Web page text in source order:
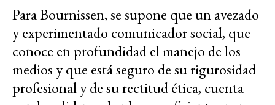
Para Bournissen, se supone que un avezado
y experimentado comunicador social, que
conoce en profundidad el manejo de los
medios y que está seguro de su rigurosidad
profesional y de su rectitud ética, cuenta